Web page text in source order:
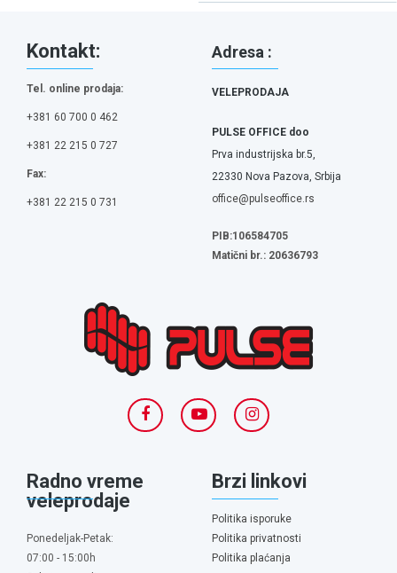
Kontakt:
Tel. online prodaja:
+381 60 700 0 462
+381 22 215 0 727
Fax:
+381 22 215 0 731
Adresa :
VELEPRODAJA
PULSE OFFICE doo
Prva industrijska br.5,
22330 Nova Pazova, Srbija
office@pulseoffice.rs
PIB:106584705
Matični br.: 20636793
Radno vreme
veleprodaje
Ponedeljak-Petak:
07:00 - 15:00h
Brzi linkovi
Politika isporuke
Politika privatnosti
Politika plaćanja